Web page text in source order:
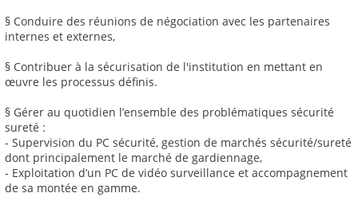
§ Conduire des réunions de négociation avec les partenaires
internes et externes,
§ Contribuer à la sécurisation de l'institution en mettant en
œuvre les processus définis.
§ Gérer au quotidien l’ensemble des problématiques sécurité
sureté :
- Supervision du PC sécurité, gestion de marchés sécurité/sureté
dont principalement le marché de gardiennage,
- Exploitation d’un PC de vidéo surveillance et accompagnement
de sa montée en gamme.